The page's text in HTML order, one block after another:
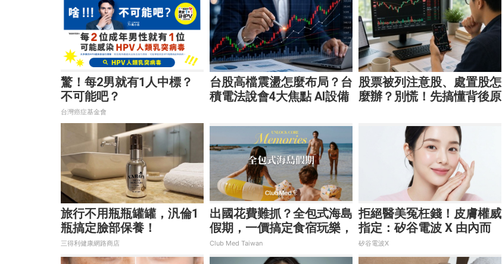
驚！每2男就有1人中標？
不可能吧？
台灣癌症基金會
台股高檔震盪怎麼布局？台
積電法說會4大焦點 AI設備
股票被列注意股、處置股怎
麼辦？別慌！先搞懂背後原
旅行不用瓶瓶罐罐，汎倫1
瓶搞定臉部保養！
三得利健康網路商店
出國花費難抓？全包式海島
假期，一價搞定食宿玩樂，
省錢更省心！
Club Med Taiwan
拒絕醫美冤枉錢！皮膚權威
指定：矽谷電波 X 由內而
外養出逆齡好膚質
矽谷電波X